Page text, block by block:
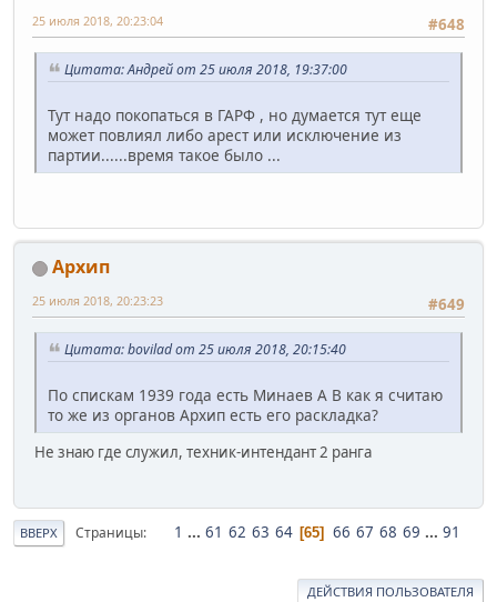
#648
25 июля 2018, 20:23:04
Цитата: Андрей от 25 июля 2018, 19:37:00
Тут надо покопаться в ГАРФ , но думается тут еще
может повлиял либо арест или исключение из
партии......время такое было ...
Архип
#649
25 июля 2018, 20:23:23
Цитата: bovilad от 25 июля 2018, 20:15:40
По спискам 1939 года есть Минаев А В как я считаю
то же из органов Архип есть его раскладка?
Не знаю где служил, техник-интендант 2 ранга
ВВЕРХ Страницы 1 ... 61 62 63 64 65 66 67 68 69 ... 91
ДЕЙСТВИЯ ПОЛЬЗОВАТЕЛЯ